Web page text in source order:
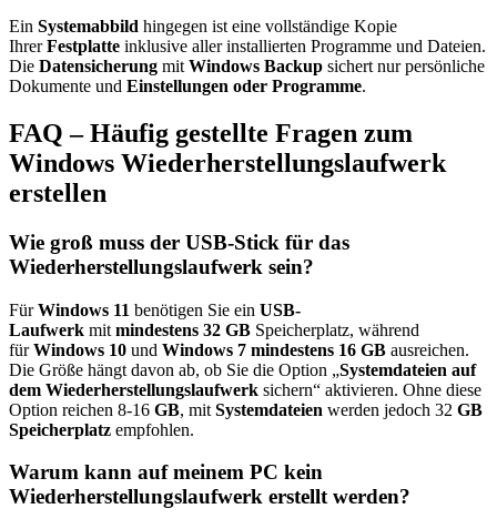
Ein Systemabbild hingegen ist eine vollständige Kopie
IhrerFestplatte inklusive aller installierten Programme und Dateien.
Die Datensicherung mit Windows Backup sichert nur persönliche
Dokumente und Einstellungen oder Programme.​
FAQ – Häufig gestellte Fragen zum
Windows Wiederherstellungslaufwerk
erstellen
Wie groß muss der USB-Stick für das
Wiederherstellungslaufwerk sein?
FürWindows 11 benötigen Sie ein USB-
Laufwerk mit mindestens 32 GB Speicherplatz, während
fürWindows 10 und Windows 7 mindestens 16 GB ausreichen.
Die Größe hängt davon ab, ob Sie die Option „Systemdateien auf
dem Wiederherstellungslaufwerk sichern“ aktivieren. Ohne diese
Option reichen 8-16 GB, mit Systemdateien werden jedoch 32 GB
Speicherplatz empfohlen.
Warum kann auf meinem PC kein
Wiederherstellungslaufwerk erstellt werden?